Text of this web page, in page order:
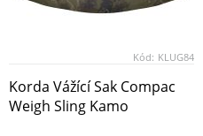
Kód: KLUG84
Korda Vážící Sak Compac
Weigh Sling Kamo